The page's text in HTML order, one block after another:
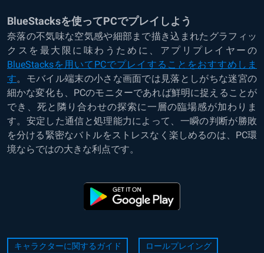
BlueStacksを使ってPCでプレイしよう
奈落の不気味な空気感や細部まで描き込まれたグラフィッ
クスを最大限に味わうために、アプリプレイヤーの
BlueStacksを用いてPCでプレイすることをおすすめしま
す。モバイル端末の小さな画面では見落としがちな迷宮の
細かな変化も、PCのモニターであれば鮮明に捉えることが
でき、死と隣り合わせの探索に一層の臨場感が加わりま
す。安定した通信と処理能力によって、一瞬の判断が勝敗
を分ける緊密なバトルをストレスなく楽しめるのは、PC環
境ならではの大きな利点です。
キャラクターに関するガイド ロールプレイング